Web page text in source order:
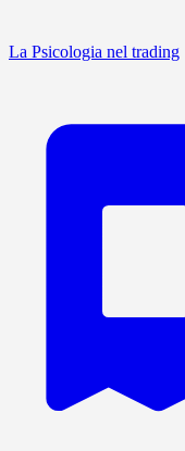
La Psicologia nel trading